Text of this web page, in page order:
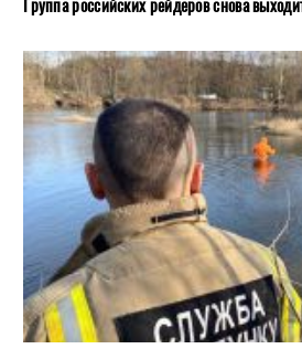
Группа российских рейдеров снова